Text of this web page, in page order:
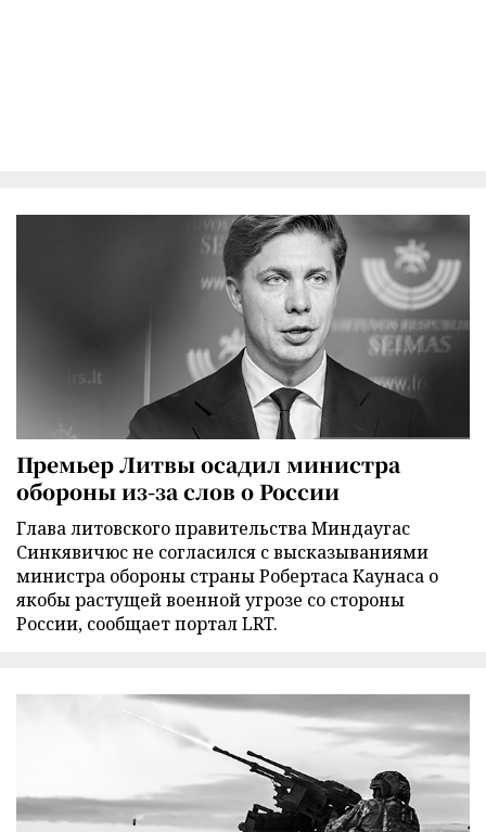
Премьер Литвы осадил министра
обороны из-за слов о России
Глава литовского правительства Миндаугас
Синкявичюс не согласился с высказываниями
министра обороны страны Робертаса Каунаса о
якобы растущей военной угрозе со стороны
России, сообщает портал LRT.